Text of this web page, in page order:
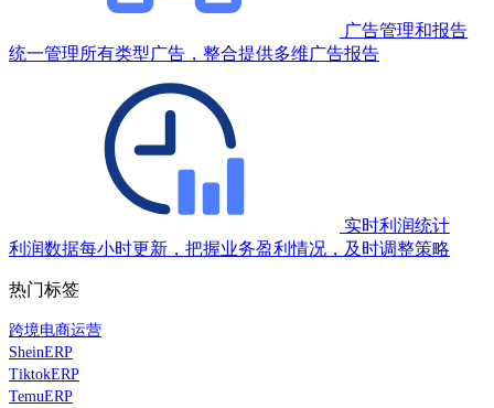
广告管理和报告
统一管理所有类型广告，整合提供多维广告报告
实时利润统计
利润数据每小时更新，把握业务盈利情况，及时调整策略
热门标签
跨境电商运营
SheinERP
TiktokERP
TemuERP